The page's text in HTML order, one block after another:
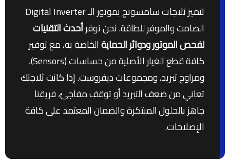
تتميز ثلاجات سامسونج بموتور الـ Digital Inverter
الصامت والموفر للطاقة. نحن نوفرأحدث التقنيات
لفحص الموتور ودوائر الحمايةالخاصة به، مع توفير
كافة قطع الغيار الأصلية من حساسات (Sensors)،
ومراوح تبريد، ومجموعات ديفروست. إذا كانت ثلاجتك
تعاني من ضعف التبريد أو توقف مفاجئ، فريقنا
جاهز بالحلول المبتكرة والضمان المعتمد على كافة
الإصلاحات.